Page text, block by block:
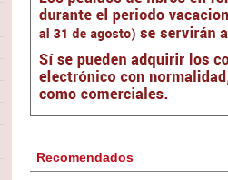
Recomendados